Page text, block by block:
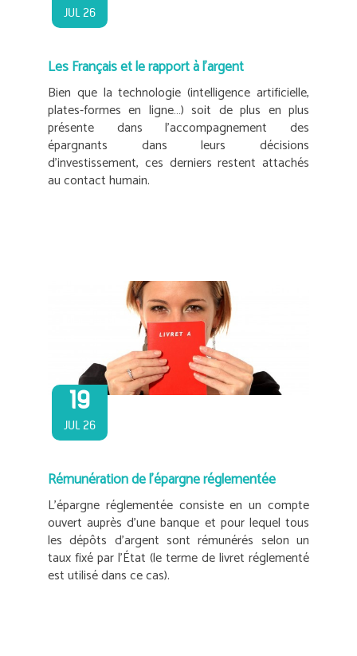
JUL 26
Les Français et le rapport à l’argent
Bien que la technologie (intelligence artificielle,
plates-formes en ligne…) soit de plus en plus
présente dans l’accompagnement des
épargnants dans leurs décisions
d’investissement, ces derniers restent attachés
au contact humain.
19
JUL 26
Rémunération de l’épargne réglementée
L’épargne réglementée consiste en un compte
ouvert auprès d’une banque et pour lequel tous
les dépôts d’argent sont rémunérés selon un
taux fixé par l’État (le terme de livret réglementé
est utilisé dans ce cas).